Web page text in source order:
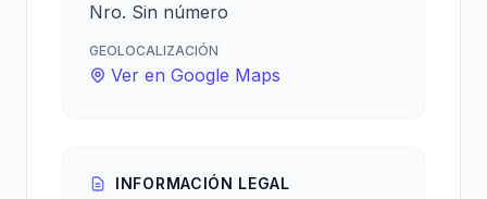
Nro. Sin número
GEOLOCALIZACIÓN
Ver en Google Maps
INFORMACIÓN LEGAL